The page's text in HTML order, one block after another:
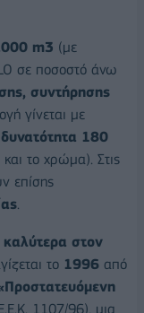
m3 (με
σε ποσοστό άνω
συντήρησης
γίνεται με
δυνατότητα 180
το χρώμα). Στις
επίσης
.
καλύτερα στον
το 1996 από
1107/96), μια